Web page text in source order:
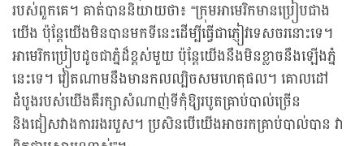
របស់ពួកគេ។ គាត់បាននិយាយថា៖ “ក្រុមអាមេរិកមានប្រៀបជាង
យើង ប៉ុន្តែយើងមិនបានមកទីនេះដើម្បីធ្វើជាភ្ញៀវទេសចរនោះទេ។
អាមេរិកប្រៀបដូចជាភ្នំដ៏ខ្ពស់មួយ ប៉ុន្តែយើងនឹងមិនខ្លាចនឹងឡើងភ្នំ
នេះទេ។ វៀតណាមនឹងមានកលល្បិចសមហេតុផល។ គោលដៅ
ដំបូងរបស់យើងគឺរក្សាសំណាញ់ទីកុំឱ្យរបូតគ្រាប់បាល់ច្រើន
និងជៀសវាងការរងរបួស។ ប្រសិនបើយើងអាចរកគ្រាប់បាល់បាន វា